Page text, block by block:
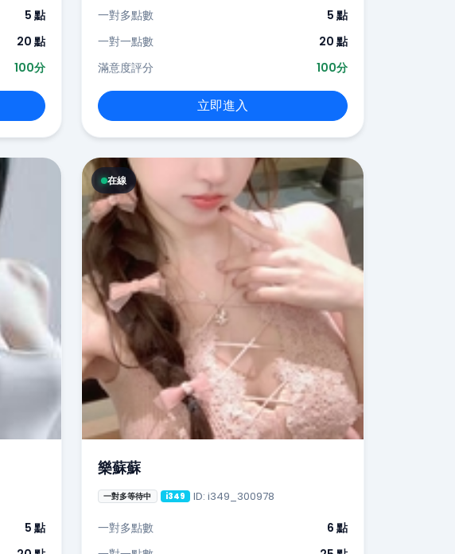
5 點
20 點
100分
一對多點數
5 點
一對一點數
20 點
滿意度評分
100分
立即進入
5 點
在線
樂蘇蘇
一對多等待中 i349 ID: i349_300978
一對多點數
6 點